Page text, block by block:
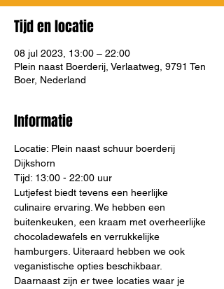
Tijd en locatie
08 jul 2023, 13:00 – 22:00
Plein naast Boerderij, Verlaatweg, 9791 Ten
Boer, Nederland
Informatie
Locatie: Plein naast schuur boerderij
Dijkshorn
Tijd: 13:00 - 22:00 uur
Lutjefest biedt tevens een heerlijke
culinaire ervaring. We hebben een
buitenkeuken, een kraam met overheerlijke
chocoladewafels en verrukkelijke
hamburgers. Uiteraard hebben we ook
veganistische opties beschikbaar.
Daarnaast zijn er twee locaties waar je